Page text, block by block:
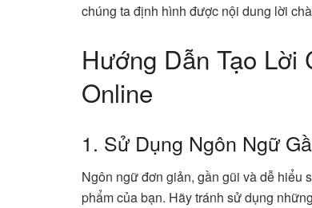
chúng ta định hình được nội dung lời
Hướng Dẫn Tạo Lời
Online
1. Sử Dụng Ngôn Ngữ
Ngôn ngữ đơn giản, gần gũi và dễ hiểu
phẩm của bạn. Hãy tránh sử dụng